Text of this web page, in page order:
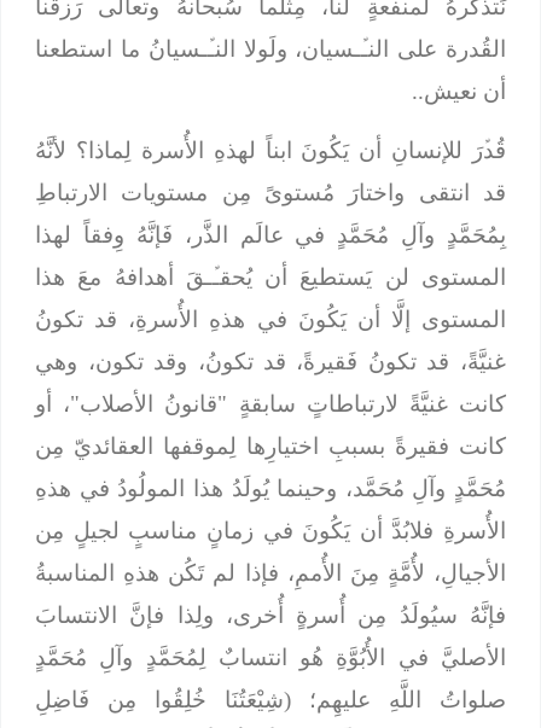
نَتذكَّرهُ لمنفعةٍ لنا، مِثلما سُبحانهُ وتعالى رَزقنا
القُدرة على النـﱢـسيان، ولَولا النـﱢـسيانُ ما استطعنا
أن نعيش..
قُدﱢرَ للإنسانِ أن يَكُونَ ابناً لهذهِ الأُسرة لِماذا؟ لأنَّهُ
قد انتقى واختارَ مُستوىً مِن مستويات الارتباطِ
بِمُحَمَّدٍ وآلِ مُحَمَّدٍ في عالَم الذَّر، فَإنَّهُ وِفقاً لهذا
المستوى لن يَستطيعَ أن يُحقـﱢـقَ أهدافهُ معَ هذا
المستوى إلَّا أن يَكُونَ في هذهِ الأُسرةِ، قد تكونُ
غنيَّةً، قد تكونُ فَقيرةً، قد تكونُ، وقد تكون، وهي
كانت غنيَّةً لارتباطاتٍ سابقةٍ "قانونُ الأصلاب"، أو
كانت فقيرةً بسببِ اختيارِها لِموقفها العقائديّ مِن
مُحَمَّدٍ وآلِ مُحَمَّد، وحينما يُولَدُ هذا المولُودُ في هذهِ
الأُسرةِ فلابُدَّ أن يَكُونَ في زمانٍ مناسبٍ لجيلٍ مِن
الأجيالِ، لأُمَّةٍ مِنَ الأُممِ، فإذا لم تَكُن هذهِ المناسبةُ
فإنَّهُ سيُولَدُ مِن أُسرةٍ أُخرى، ولِذا فإنَّ الانتسابَ
الأصليَّ في الأُبُوَّةِ هُو انتسابٌ لِمُحَمَّدٍ وآلِ مُحَمَّدٍ
صلواتُ اللَّهِ عليهِم؛ (شِيْعَتُنَا خُلِقُوا مِن فَاضِلِ